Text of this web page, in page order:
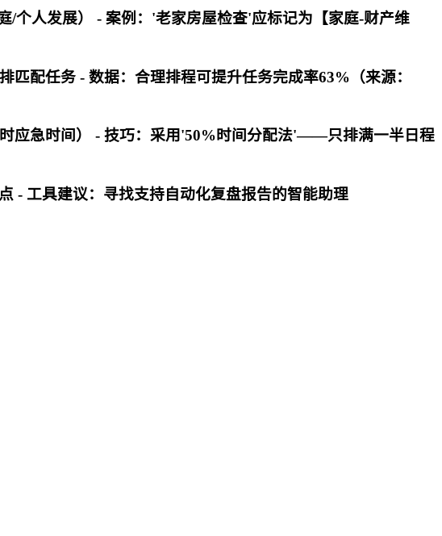
/个人发展） - 案例：'老家房屋检查'应标记为【家庭-财产维
配任务 - 数据：合理排程可提升任务完成率63%（来源：
应急时间） - 技巧：采用'50%时间分配法'——只排满一半日程
- 工具建议：寻找支持自动化复盘报告的智能助理